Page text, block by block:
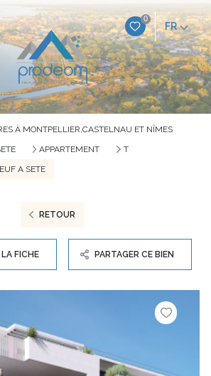
0
FR
À MONTPELLIER,CASTELNAU ET NÎMES
APPARTEMENT
T
A SETE
RETOUR
FICHE PARTAGER CE BIEN